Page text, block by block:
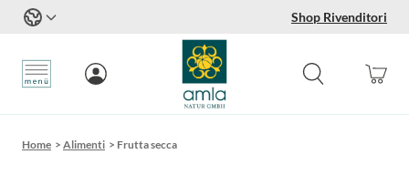
Shop Rivenditori
Home > Alimenti > Frutta secca